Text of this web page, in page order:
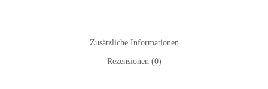
Zusätzliche Informationen
Rezensionen (0)